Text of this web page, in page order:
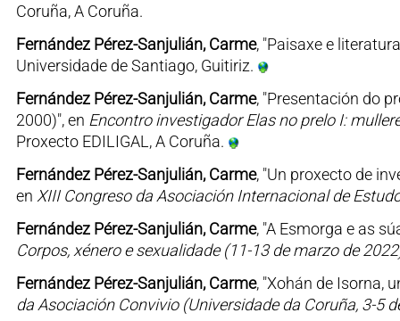
Coruña, A Coruña.
Fernández Pérez-Sanjulián, Carme, "Paisaxe e
Universidade de Santiago, Guitiriz.
Fernández Pérez-Sanjulián, Carme, "Presentación do
2000)", en Encontro investigador Elas no prelo I:
Proxecto EDILIGAL, A Coruña.
Fernández Pérez-Sanjulián, Carme, "Un proxecto de
en XIII Congreso da Asociación Internacional de
Fernández Pérez-Sanjulián, Carme, "A Esmorga e as
Corpos, xénero e sexualidade (11-13 de marzo de
Fernández Pérez-Sanjulián, Carme, "Xohán de Isorna,
da Asociación Convivio (Universidade da Coruña, 3-5